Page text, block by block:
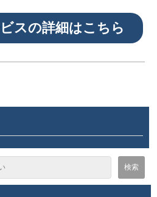
スの詳細はこちら